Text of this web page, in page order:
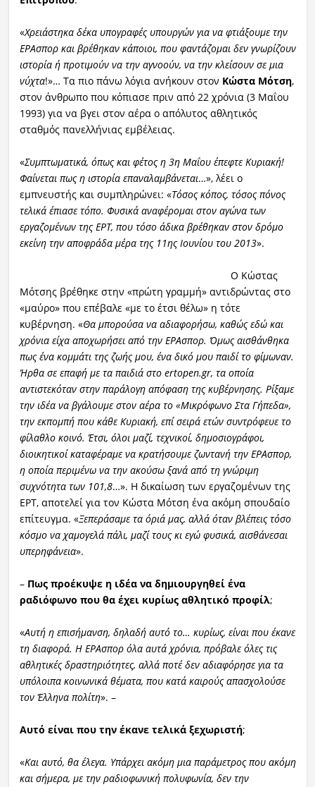
«Χρειάστηκα δέκα υπογραφές υπουργών για να φτιάξουμε την
ΕΡΑσπορ και βρέθηκαν κάποιοι, που φαντάζομαι δεν γνωρίζουν
ιστορία ή προτιμούν να την αγνοούν, να την κλείσουν σε μια
νύχτα!»… Τα πιο πάνω λόγια ανήκουν στον Κώστα Μότση,
στον άνθρωπο που κόπιασε πριν από 22 χρόνια (3 Μαΐου
1993) για να βγει στον αέρα ο απόλυτος αθλητικός
σταθμός πανελλήνιας εμβέλειας.
«Συμπτωματικά, όπως και φέτος η 3η Μαΐου έπεφτε Κυριακή!
Φαίνεται πως η ιστορία επαναλαμβάνεται…», λέει ο
εμπνευστής και συμπληρώνει: «Τόσος κόπος, τόσος πόνος
τελικά έπιασε τόπο. Φυσικά αναφέρομαι στον αγώνα των
εργαζομένων της ΕΡΤ, που τόσο άδικα βρέθηκαν στον δρόμο
εκείνη την αποφράδα μέρα της 11ης Ιουνίου του 2013».
Ο Κώστας
Μότσης βρέθηκε στην «πρώτη γραμμή» αντιδρώντας στο
«μαύρο» που επέβαλε «με το έτσι θέλω» η τότε
κυβέρνηση. «Θα μπορούσα να αδιαφορήσω, καθώς εδώ και
χρόνια είχα αποχωρήσει από την ΕΡΑσπορ. Όμως αισθάνθηκα
πως ένα κομμάτι της ζωής μου, ένα δικό μου παιδί το φίμωναν.
Ήρθα σε επαφή με τα παιδιά στο ertopen.gr, τα οποία
αντιστεκόταν στην παράλογη απόφαση της κυβέρνησης. Ρίξαμε
την ιδέα να βγάλουμε στον αέρα το «Μικρόφωνο Στα Γήπεδα»,
την εκπομπή που κάθε Κυριακή, επί σειρά ετών συντρόφευε το
φίλαθλο κοινό. Έτσι, όλοι μαζί, τεχνικοί, δημοσιογράφοι,
διοικητικοί καταφέραμε να κρατήσουμε ζωντανή την ΕΡΑσπορ,
η οποία περιμένω να την ακούσω ξανά από τη γνώριμη
συχνότητα των 101,8…». Η δικαίωση των εργαζομένων της
ΕΡΤ, αποτελεί για τον Κώστα Μότση ένα ακόμη σπουδαίο
επίτευγμα. «Ξεπεράσαμε τα όριά μας, αλλά όταν βλέπεις τόσο
κόσμο να χαμογελά πάλι, μαζί τους κι εγώ φυσικά, αισθάνεσαι
υπερηφάνεια».
– Πως προέκυψε η ιδέα να δημιουργηθεί ένα
ραδιόφωνο που θα έχει κυρίως αθλητικό προφίλ;
«Αυτή η επισήμανση, δηλαδή αυτό το… κυρίως, είναι που έκανε
τη διαφορά. Η ΕΡΑσπορ όλα αυτά χρόνια, πρόβαλε όλες τις
αθλητικές δραστηριότητες, αλλά ποτέ δεν αδιαφόρησε για τα
υπόλοιπα κοινωνικά θέματα, που κατά καιρούς απασχολούσε
τον Έλληνα πολίτη». –
Αυτό είναι που την έκανε τελικά ξεχωριστή;
«Και αυτό, θα έλεγα. Υπάρχει ακόμη μια παράμετρος που ακόμη
και σήμερα, με την ραδιοφωνική πολυφωνία, δεν την